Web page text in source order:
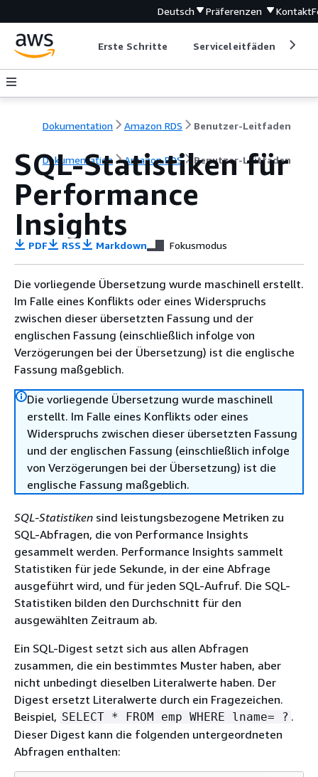
Deutsch Präferenzen Kontakt
Erste Schritte Serviceleitfäden
Dokumentation Amazon RDS Benutzer-Leitfaden
Dokumentation Amazon RDS Benutzer-Leitfaden
SQL-Statistiken für
Performance
Insights
PDF RSS Markdown Fokusmodus
Die vorliegende Übersetzung wurde maschinell erstellt.
Im Falle eines Konflikts oder eines Widerspruchs
zwischen dieser übersetzten Fassung und der
englischen Fassung (einschließlich infolge von
Verzögerungen bei der Übersetzung) ist die englische
Fassung maßgeblich.
Die vorliegende Übersetzung wurde maschinell
erstellt. Im Falle eines Konflikts oder eines
Widerspruchs zwischen dieser übersetzten Fassung
und der englischen Fassung (einschließlich infolge
von Verzögerungen bei der Übersetzung) ist die
englische Fassung maßgeblich.
SQL-Statistiken sind leistungsbezogene Metriken zu
SQL-Abfragen, die von Performance Insights
gesammelt werden. Performance Insights sammelt
Statistiken für jede Sekunde, in der eine Abfrage
ausgeführt wird, und für jeden SQL-Aufruf. Die SQL-
Statistiken bilden den Durchschnitt für den
ausgewählten Zeitraum ab.
Ein SQL-Digest setzt sich aus allen Abfragen
zusammen, die ein bestimmtes Muster haben, aber
nicht unbedingt dieselben Literalwerte haben. Der
Digest ersetzt Literalwerte durch ein Fragezeichen.
Beispiel, SELECT * FROM emp WHERE lname= ? .
Dieser Digest kann die folgenden untergeordneten
Abfragen enthalten: